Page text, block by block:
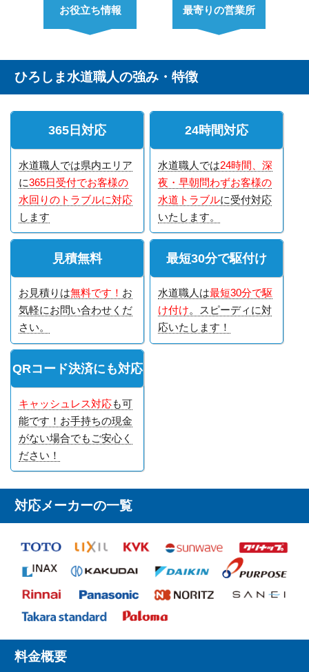
お役立ち情報 最寄りの営業所
ひろしま水道職人の強み・特徴
365日対応
水道職人では県内エリア
に365日受付でお客様の
水回りのトラブルに対応
します
24時間対応
水道職人では24時間、深
夜・早朝問わずお客様の
水道トラブルに受付対応
いたします。
見積無料
お見積りは無料です！ お
気軽にお問い合わせくだ
さい。
最短30分で駆付け
水道職人は最短30分で駆
け付け。スピーディに対
応いたします！
QRコード決済にも対応
キャッシュレス対応も可
能です！お手持ちの現金
がない場合でもご安心く
ださい！
対応メーカーの一覧
料金概要